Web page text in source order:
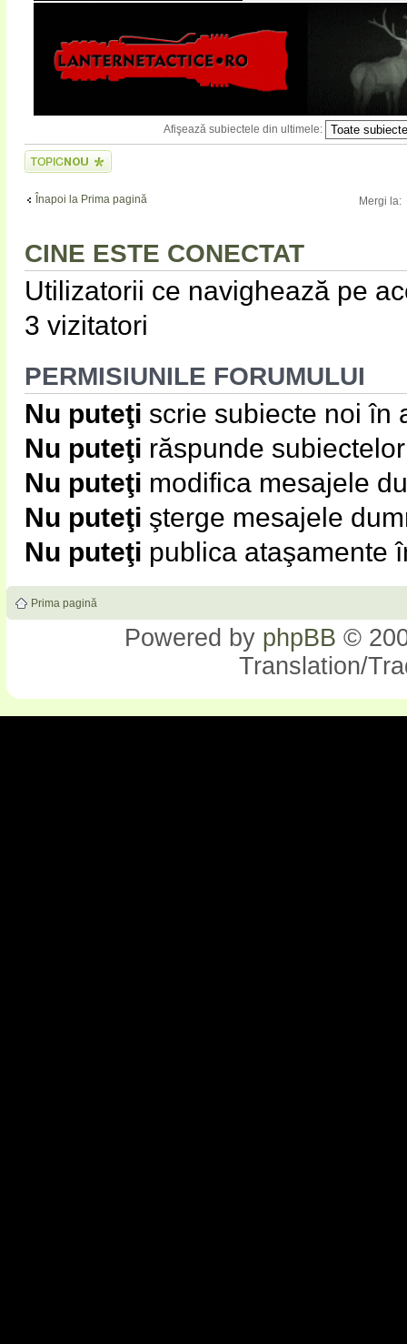
Afişează subiectele din ultimele:
Scrie un subiect
nou
Înapoi la Prima pagină Mergi la:
CINE ESTE CONECTAT
Utilizatorii ce navighează pe
3 vizitatori
PERMISIUNILE FORUMULUI
Nu puteţi scrie subiecte noi în
Nu puteţi răspunde
Nu puteţi modifica mesajele
Nu puteţi şterge mesajele
Nu puteţi publica ataşamente
Prima pagină
Powered by phpBB ©
Translation/